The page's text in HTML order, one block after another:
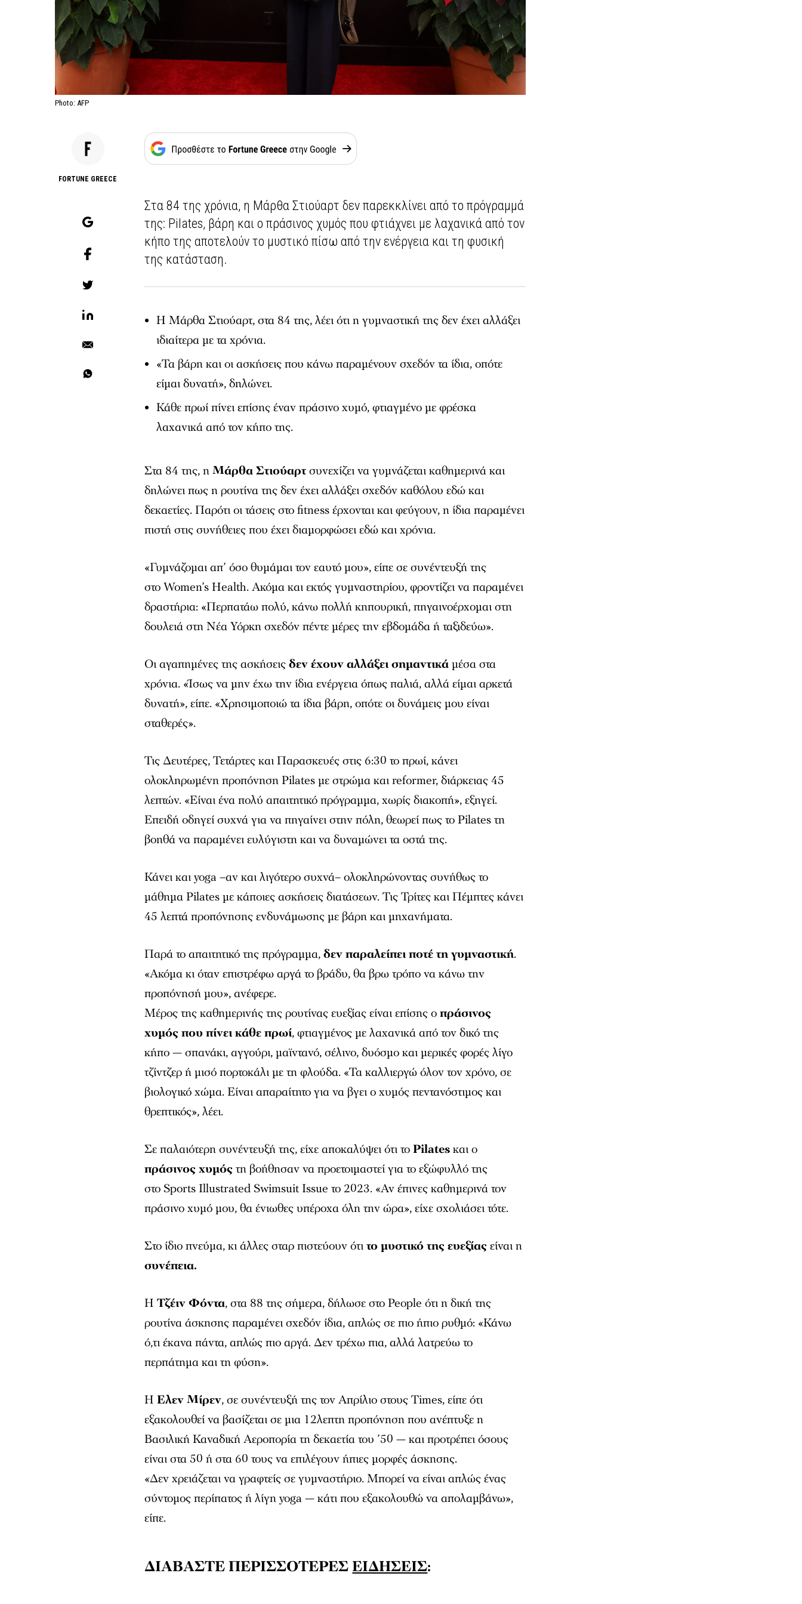
Photo: AFP
FORTUNE GREECE
Στα 84 της χρόνια, η Μάρθα Στιούαρτ δεν παρεκκλίνει από το πρόγραμμά
της: Pilates, βάρη και ο πράσινος χυμός που φτιάχνει με λαχανικά από τον
κήπο της αποτελούν το μυστικό πίσω από την ενέργεια και τη φυσική
της κατάσταση.
Η Μάρθα Στιούαρτ, στα 84 της, λέει ότι η γυμναστική της δεν έχει αλλάξει
ιδιαίτερα με τα χρόνια.
«Τα βάρη και οι ασκήσεις που κάνω παραμένουν σχεδόν τα ίδια, οπότε
είμαι δυνατή», δηλώνει.
Κάθε πρωί πίνει επίσης έναν πράσινο χυμό, φτιαγμένο με φρέσκα
λαχανικά από τον κήπο της.
Στα 84 της, ηΜάρθα Στιούαρτσυνεχίζει να γυμνάζεται καθημερινά και
δηλώνει πως η ρουτίνα της δεν έχει αλλάξει σχεδόν καθόλου εδώ και
δεκαετίες. Παρότι οι τάσεις στο fitness έρχονται και φεύγουν, η ίδια παραμένει
πιστή στις συνήθειες που έχει διαμορφώσει εδώ και χρόνια.
«Γυμνάζομαι απ’ όσο θυμάμαι τον εαυτό μου», είπε σε συνέντευξή της
στοWomen’s Health. Ακόμα και εκτός γυμναστηρίου, φροντίζει να παραμένει
δραστήρια: «Περπατάω πολύ, κάνω πολλή κηπουρική, πηγαινοέρχομαι στη
δουλειά στη Νέα Υόρκη σχεδόν πέντε μέρες την εβδομάδα ή ταξιδεύω».
Οι αγαπημένες της ασκήσειςδεν έχουν αλλάξει σημαντικάμέσα στα
χρόνια. «Ίσως να μην έχω την ίδια ενέργεια όπως παλιά, αλλά είμαι αρκετά
δυνατή», είπε. «Χρησιμοποιώ τα ίδια βάρη, οπότε οι δυνάμεις μου είναι
σταθερές».
Τις Δευτέρες, Τετάρτες και Παρασκευές στις 6:30 το πρωί, κάνει
ολοκληρωμένη προπόνηση Pilates με στρώμα και reformer, διάρκειας 45
λεπτών. «Είναι ένα πολύ απαιτητικό πρόγραμμα, χωρίς διακοπή», εξηγεί.
Επειδή οδηγεί συχνά για να πηγαίνει στην πόλη, θεωρεί πως το Pilates τη
βοηθά να παραμένει ευλύγιστη και να δυναμώνει τα οστά της.
Κάνει και yoga –αν και λιγότερο συχνά– ολοκληρώνοντας συνήθως το
μάθημα Pilates με κάποιες ασκήσεις διατάσεων. Τις Τρίτες και Πέμπτες κάνει
45 λεπτά προπόνησης ενδυνάμωσης με βάρη και μηχανήματα.
Παρά το απαιτητικό της πρόγραμμα,δεν παραλείπει ποτέ τη γυμναστική.
«Ακόμα κι όταν επιστρέφω αργά το βράδυ, θα βρω τρόπο να κάνω την
προπόνησή μου», ανέφερε.
Μέρος της καθημερινής της ρουτίνας ευεξίας είναι επίσης οπράσινος
χυμός που πίνει κάθε πρωί, φτιαγμένος με λαχανικά από τον δικό της
κήπο — σπανάκι, αγγούρι, μαϊντανό, σέλινο, δυόσμο και μερικές φορές λίγο
τζίντζερ ή μισό πορτοκάλι με τη φλούδα. «Τα καλλιεργώ όλον τον χρόνο, σε
βιολογικό χώμα. Είναι απαραίτητο για να βγει ο χυμός πεντανόστιμος και
θρεπτικός», λέει.
Σε παλαιότερη συνέντευξή της, είχε αποκαλύψει ότι τοPilatesκαι ο
πράσινος χυμός τη βοήθησαν να προετοιμαστεί για το εξώφυλλό της
στοSports Illustrated Swimsuit Issue το 2023. «Αν έπινες καθημερινά τον
πράσινο χυμό μου, θα ένιωθες υπέροχα όλη την ώρα», είχε σχολιάσει τότε.
Στο ίδιο πνεύμα, κι άλλες σταρ πιστεύουν ότιτο μυστικό της ευεξίας είναι η
συνέπεια.
ΗΤζέιν Φόντα, στα 88 της σήμερα, δήλωσε στοPeople ότι η δική της
ρουτίνα άσκησης παραμένει σχεδόν ίδια, απλώς σε πιο ήπιο ρυθμό: «Κάνω
ό,τι έκανα πάντα, απλώς πιο αργά. Δεν τρέχω πια, αλλά λατρεύω το
περπάτημα και τη φύση».
ΗΕλεν Μίρεν, σε συνέντευξή της τον Απρίλιο στουςTimes, είπε ότι
εξακολουθεί να βασίζεται σε μια 12λεπτη προπόνηση που ανέπτυξε η
Βασιλική Καναδική Αεροπορία τη δεκαετία του ’50 — και προτρέπει όσους
είναι στα 50 ή στα 60 τους να επιλέγουν ήπιες μορφές άσκησης.
«Δεν χρειάζεται να γραφτείς σε γυμναστήριο. Μπορεί να είναι απλώς ένας
σύντομος περίπατος ή λίγη yoga — κάτι που εξακολουθώ να απολαμβάνω»,
είπε.
ΔΙΑΒΑΣΤΕ ΠΕΡΙΣΣΟΤΕΡΕΣ ΕΙΔΗΣΕΙΣ: